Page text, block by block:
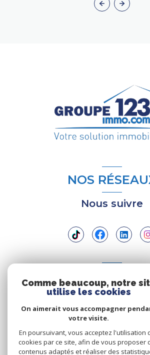
NOS
Nous suivre
ADHÉRENTS
Comme beaucoup, notre
utilise les cookies
On aimerait vous accompagner
votre visite.
En poursuivant, vous acceptez l'utilisation
cookies par ce site, afin de vous proposer
contenus adaptés et réaliser des